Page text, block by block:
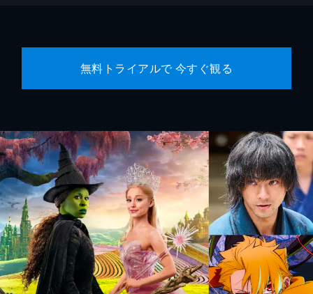
無料トライアルで 今すぐ観る